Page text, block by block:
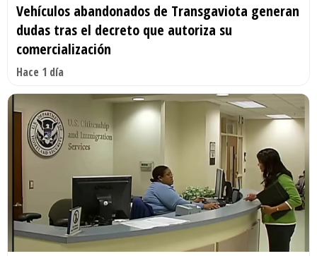
Vehículos abandonados de Transgaviota generan
dudas tras el decreto que autoriza su
comercialización
Hace 1 día